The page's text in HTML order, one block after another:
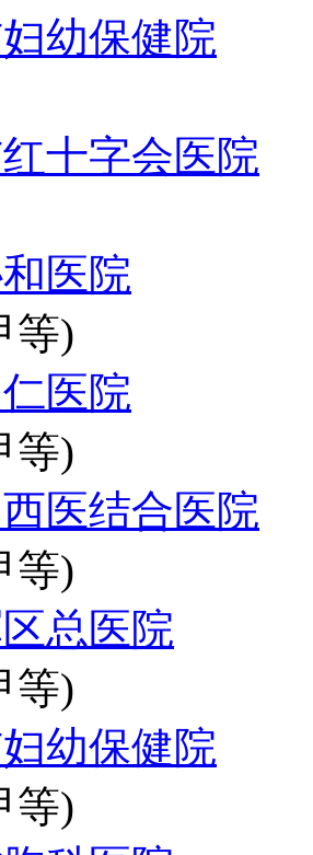
幼保健院
十字会医院
医院
等)
医院
等)
医结合医院
等)
总医院
等)
幼保健院
等)